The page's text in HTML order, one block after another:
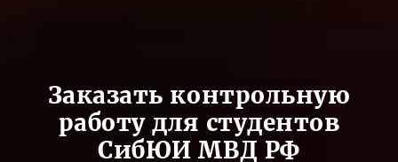
Заказать контрольную
работу для студентов
СибЮИ МВД РФ